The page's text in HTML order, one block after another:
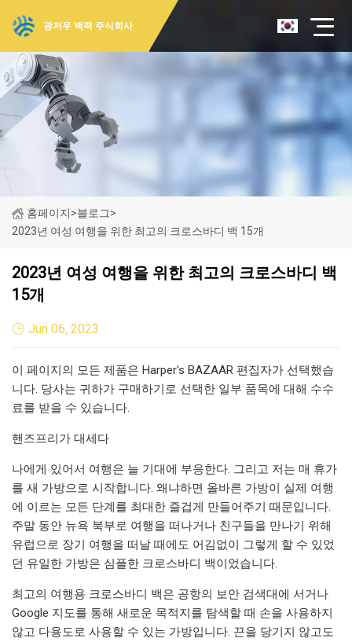
광저우 백팩 주식회사
홈페이지>블로그>
2023년 여성 여행을 위한 최고의 크로스바디 백 15개
2023년 여성 여행을 위한 최고의 크로스바디 백
15개
Jun 06, 2023
이 페이지의 모든 제품은 Harper's BAZAAR 편집자가 선택했습
니다. 당사는 귀하가 구매하기로 선택한 일부 품목에 대해 수수
료를 받을 수 있습니다.
핸즈프리가 대세다
나에게 있어서 여행은 늘 기대에 부응한다. 그리고 저는 매 휴가
를 새 가방으로 시작합니다. 왜냐하면 올바른 가방이 실제 여행
에 이르는 모든 단계를 최대한 즐겁게 만들어주기 때문입니다.
주말 동안 뉴욕 북부로 여행을 떠나거나 친구들을 만나기 위해
유럽으로 장기 여행을 떠날 때에도 어김없이 그렇게 할 수 있었
던 유일한 가방은 심플한 크로스바디 백이었습니다.
최고의 여행용 크로스바디 백은 공항의 보안 검색대에 서거나
Google 지도를 통해 새로운 목적지를 탐색할 때 손을 사용하지
않고 다용도로 사용할 수 있는 가방입니다. 끈을 당기지 않고도